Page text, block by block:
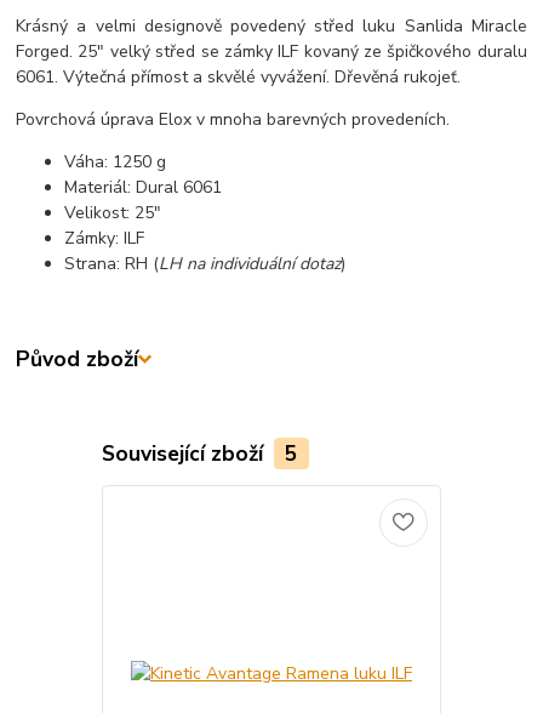
Krásný a velmi designově povedený střed luku Sanlida Miracle
Forged. 25" velký střed se zámky ILF kovaný ze špičkového duralu
6061. Výtečná přímost a skvělé vyvážení. Dřevěná rukojeť.
Povrchová úprava Elox v mnoha barevných provedeních.
Váha: 1250 g
Materiál: Dural 6061
Velikost: 25"
Zámky: ILF
Strana: RH (LH na individuální dotaz)
Původ zboží
Související zboží 5